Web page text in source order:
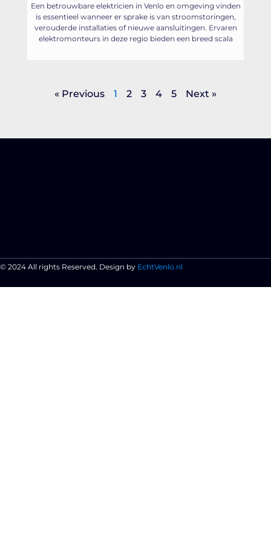
Een betrouwbare elektricien in Venlo en omgeving vinden
is essentieel wanneer er sprake is van stroomstoringen,
verouderde installaties of nieuwe aansluitingen. Ervaren
elektromonteurs in deze regio bieden een breed scala
« Previous 1 2 3 4 5 Next »
© 2024 All rights Reserved. Design by EchtVenlo.nl